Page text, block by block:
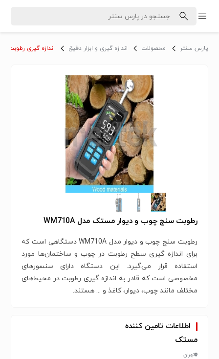
پارس سنتر محصولات اندازه گیری و ابزار دقیق اندازه گیری رطوبت
رطوبت سنج چوب و دیوار مستک مدل WM710A
رطوبت سنج چوب و دیوار مدل WM710A دستگاهی است که
برای اندازه گیری سطح رطوبت در چوب و ساختمان‌ها مورد
استفاده قرار می‌گیرد. این دستگاه دارای سنسورهای
مخصوصی است که قادر به اندازه گیری رطوبت در محیط‌های
مختلف مانند چوب، دیوار، کاغذ و ... هستند.
اطلاعات تامین کننده
مستک
تهران